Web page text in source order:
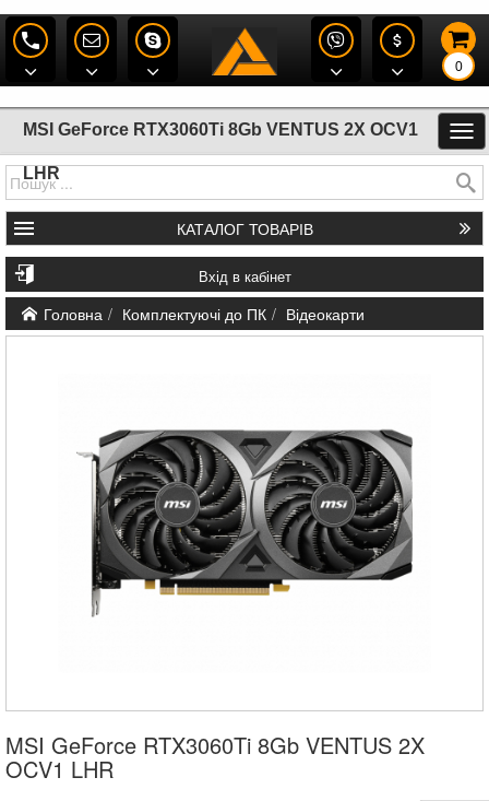
0
MSI GeForce RTX3060Ti 8Gb VENTUS 2X OCV1
LHR
КАТАЛОГ ТОВАРІВ
Вхід в кабінет
Головна Комплектуючі до ПК Відеокарти
MSI GeForce RTX3060Ti 8Gb VENTUS 2X
OCV1 LHR